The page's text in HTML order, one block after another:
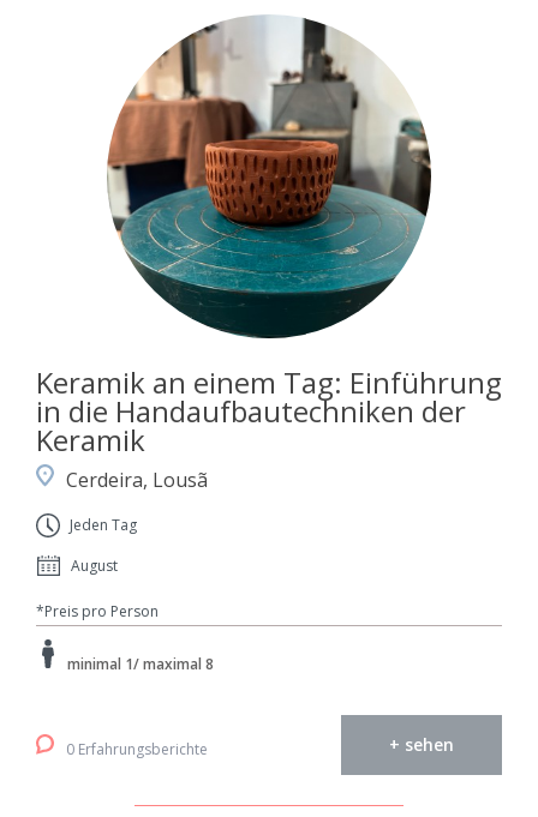
Keramik an einem Tag: Einführung
in die Handaufbautechniken der
Keramik
Cerdeira, Lousã
Jeden Tag
August
*Preis pro Person
minimal 1/ maximal 8
0 Erfahrungsberichte + sehen